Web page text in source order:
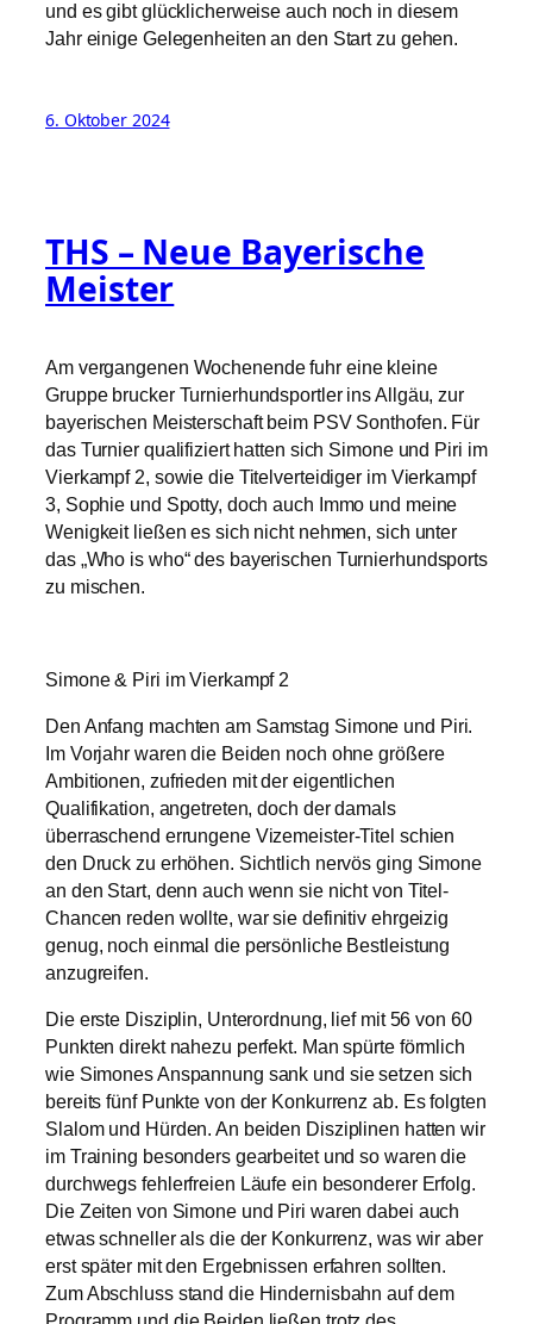
und es gibt glücklicherweise auch noch in diesem
Jahr einige Gelegenheiten an den Start zu gehen.
6. Oktober 2024
THS – Neue Bayerische
Meister
Am vergangenen Wochenende fuhr eine kleine
Gruppe brucker Turnierhundsportler ins Allgäu, zur
bayerischen Meisterschaft beim PSV Sonthofen. Für
das Turnier qualifiziert hatten sich Simone und Piri im
Vierkampf 2, sowie die Titelverteidiger im Vierkampf
3, Sophie und Spotty, doch auch Immo und meine
Wenigkeit ließen es sich nicht nehmen, sich unter
das „Who is who“ des bayerischen Turnierhundsports
zu mischen.
Simone & Piri im Vierkampf 2
Den Anfang machten am Samstag Simone und Piri.
Im Vorjahr waren die Beiden noch ohne größere
Ambitionen, zufrieden mit der eigentlichen
Qualifikation, angetreten, doch der damals
überraschend errungene Vizemeister-Titel schien
den Druck zu erhöhen. Sichtlich nervös ging Simone
an den Start, denn auch wenn sie nicht von Titel-
Chancen reden wollte, war sie definitiv ehrgeizig
genug, noch einmal die persönliche Bestleistung
anzugreifen.
Die erste Disziplin, Unterordnung, lief mit 56 von 60
Punkten direkt nahezu perfekt. Man spürte förmlich
wie Simones Anspannung sank und sie setzen sich
bereits fünf Punkte von der Konkurrenz ab. Es folgten
Slalom und Hürden. An beiden Disziplinen hatten wir
im Training besonders gearbeitet und so waren die
durchwegs fehlerfreien Läufe ein besonderer Erfolg.
Die Zeiten von Simone und Piri waren dabei auch
etwas schneller als die der Konkurrenz, was wir aber
erst später mit den Ergebnissen erfahren sollten.
Zum Abschluss stand die Hindernisbahn auf dem